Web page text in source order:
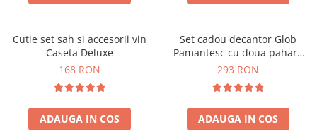
Cutie set sah si accesorii vin
Caseta Deluxe
168 RON
ADAUGA IN COS
Set cadou decantor Glob
Pamantesc cu doua pahare
Deluxe
293 RON
ADAUGA IN COS